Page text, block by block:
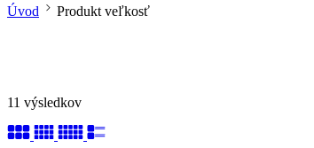
Úvod Produkt veľkosť
11 výsledkov